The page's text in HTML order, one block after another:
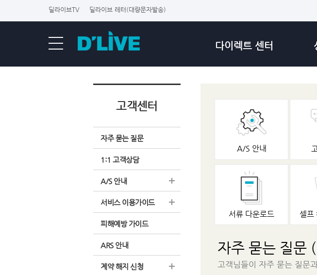
딜라이브TV 딜라이브 레터(대량문자발송)
다이렉트 센터
고객센터
자주 묻는 질문
1:1 고객상담
A/S 안내
서비스 이용가이드
피해예방 가이드
ARS 안내
계약 해지 신청
A/S 안내
서류 다운로드 셀프
자주 묻는 질문
고객님들이 자주 묻는 질문